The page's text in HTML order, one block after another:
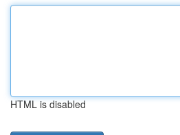
HTML is disabled